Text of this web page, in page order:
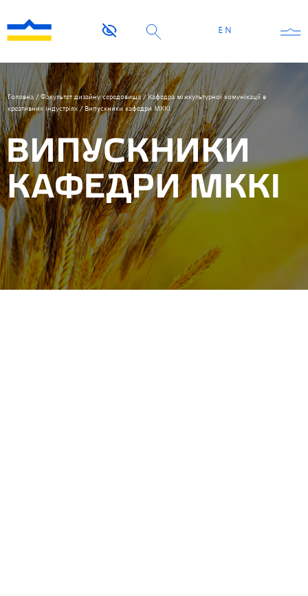
EN
Головна/Факультет дизайну середовища/Кафедра міжкультурної комунікації в
креативних індустріях/ Випускники кафедри МККІ
ВИПУСКНИКИ
КАФЕДРИ МККІ